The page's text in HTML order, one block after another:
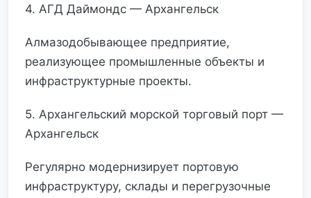
4. АГД Даймондс — Архангельск
Алмазодобывающее предприятие,
реализующее промышленные объекты и
инфраструктурные проекты.
5. Архангельский морской торговый порт —
Архангельск
Регулярно модернизирует портовую
инфраструктуру, склады и перегрузочные